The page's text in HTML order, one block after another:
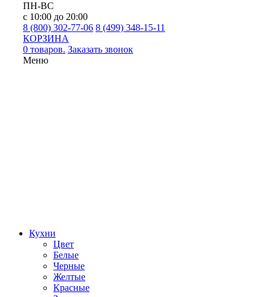
ПН-ВС
с 10:00 до 20:00
8 (800) 302-77-06 8 (499) 348-15-11
КОРЗИНА
0 товаров. Заказать звонок
Меню
Кухни
Цвет
Белые
Черные
Желтые
Красные